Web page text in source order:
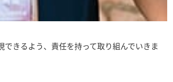
きるよう、責任を持って取り組んでいきま